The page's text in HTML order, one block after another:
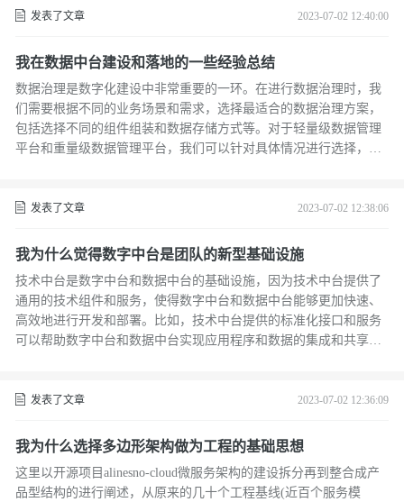
怎么使用。
发表了文章 2023-07-02 12:40:00
我在数据中台建设和落地的一些经验总结
数据治理是数字化建设中非常重要的一环。在进行数据治理时，我
们需要根据不同的业务场景和需求，选择最适合的数据治理方案，
包括选择不同的组件组装和数据存储方式等。对于轻量级数据管理
平台和重量级数据管理平台，我们可以针对具体情况进行选择，权
不断优化数据治理流程，需要积极参与业务需求分析和技术选型，
发表了文章 2023-07-02 12:38:06
我为什么觉得数字中台是团队的新型基础设施
技术中台是数字中台和数据中台的基础设施，因为技术中台提供了
通用的技术组件和服务，使得数字中台和数据中台能够更加快速、
高效地进行开发和部署。比如，技术中台提供的标准化接口和服务
可以帮助数字中台和数据中台实现应用程序和数据的集成和共享，
发表了文章 2023-07-02 12:36:09
我为什么选择多边形架构做为工程的基础思想
这里以开源项目alinesno-cloud微服务架构的建设拆分再到整合成产
品型结构的进行阐述，从原来的几十个工程基线(近百个服务模